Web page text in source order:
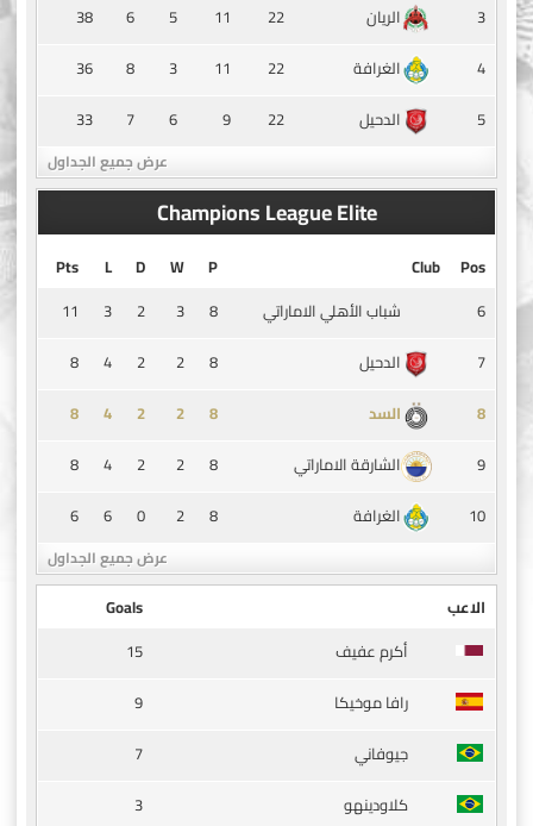
3
الريان 22
11
5
6
38
4
الغرافة 22
11
3
8
36
5
الدحيل 22
9
6
7
33
عرض جميع الجداول
Champions League Elite
Pos
Club
P
W
D
L
Pts
6
شباب الأهلي الاماراتي 8
3
2
3
11
7
الدحيل 8
2
2
4
8
8
السد 8
2
2
4
8
9
الشارقة الاماراتي 8
2
2
4
8
10
الغرافة 8
2
0
6
6
عرض جميع الجداول
الاعب
Goals
أكرم عفيف
15
رافا موخيكا
9
جيوفاني
7
كلاودينهو
3